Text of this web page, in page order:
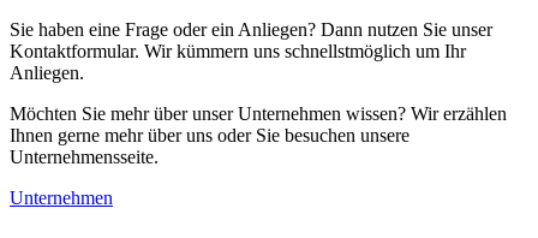
Sie haben eine Frage oder ein Anliegen? Dann nutzen Sie unser
Kontaktformular. Wir kümmern uns schnellstmöglich um Ihr
Anliegen.
Möchten Sie mehr über unser Unternehmen wissen? Wir erzählen
Ihnen gerne mehr über uns oder Sie besuchen unsere
Unternehmensseite.
Unternehmen